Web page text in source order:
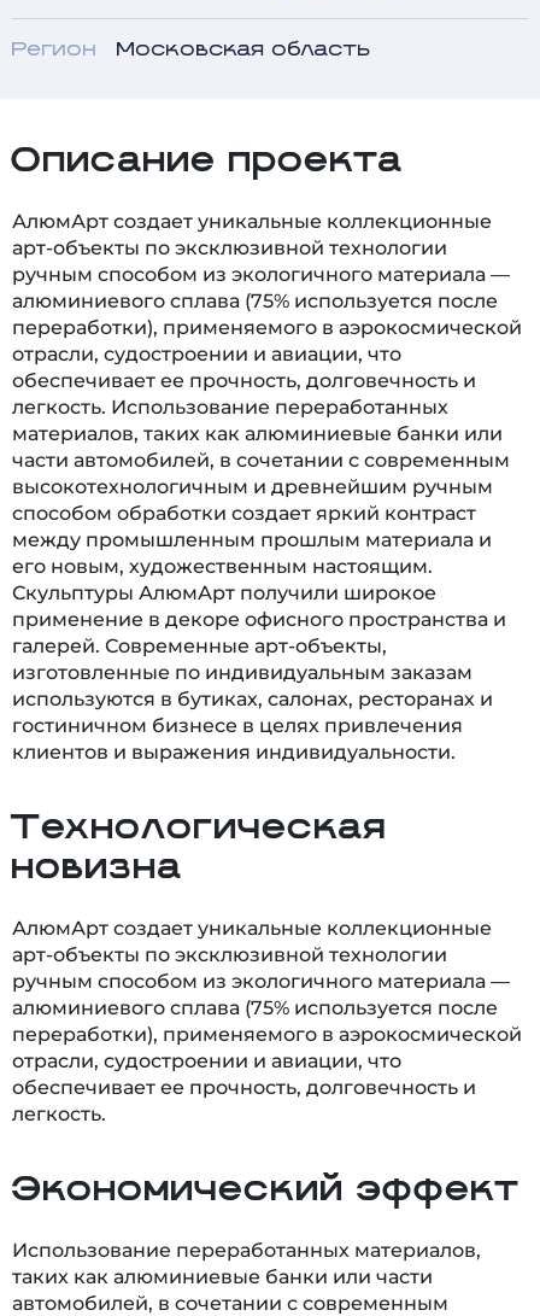
Регион Московская область
Описание проекта
АлюмАрт создает уникальные коллекционные
арт-объекты по эксклюзивной технологии
ручным способом из экологичного материала —
алюминиевого сплава (75% используется после
переработки), применяемого в аэрокосмической
отрасли, судостроении и авиации, что
обеспечивает ее прочность, долговечность и
легкость. Использование переработанных
материалов, таких как алюминиевые банки или
части автомобилей, в сочетании с современным
высокотехнологичным и древнейшим ручным
способом обработки создает яркий контраст
между промышленным прошлым материала и
его новым, художественным настоящим.
Скульптуры АлюмАрт получили широкое
применение в декоре офисного пространства и
галерей. Современные арт-объекты,
изготовленные по индивидуальным заказам
используются в бутиках, салонах, ресторанах и
гостиничном бизнесе в целях привлечения
клиентов и выражения индивидуальности.
Технологическая
новизна
АлюмАрт создает уникальные коллекционные
арт-объекты по эксклюзивной технологии
ручным способом из экологичного материала —
алюминиевого сплава (75% используется после
переработки), применяемого в аэрокосмической
отрасли, судостроении и авиации, что
обеспечивает ее прочность, долговечность и
легкость.
Экономический эффект
Использование переработанных материалов,
таких как алюминиевые банки или части
автомобилей, в сочетании с современным